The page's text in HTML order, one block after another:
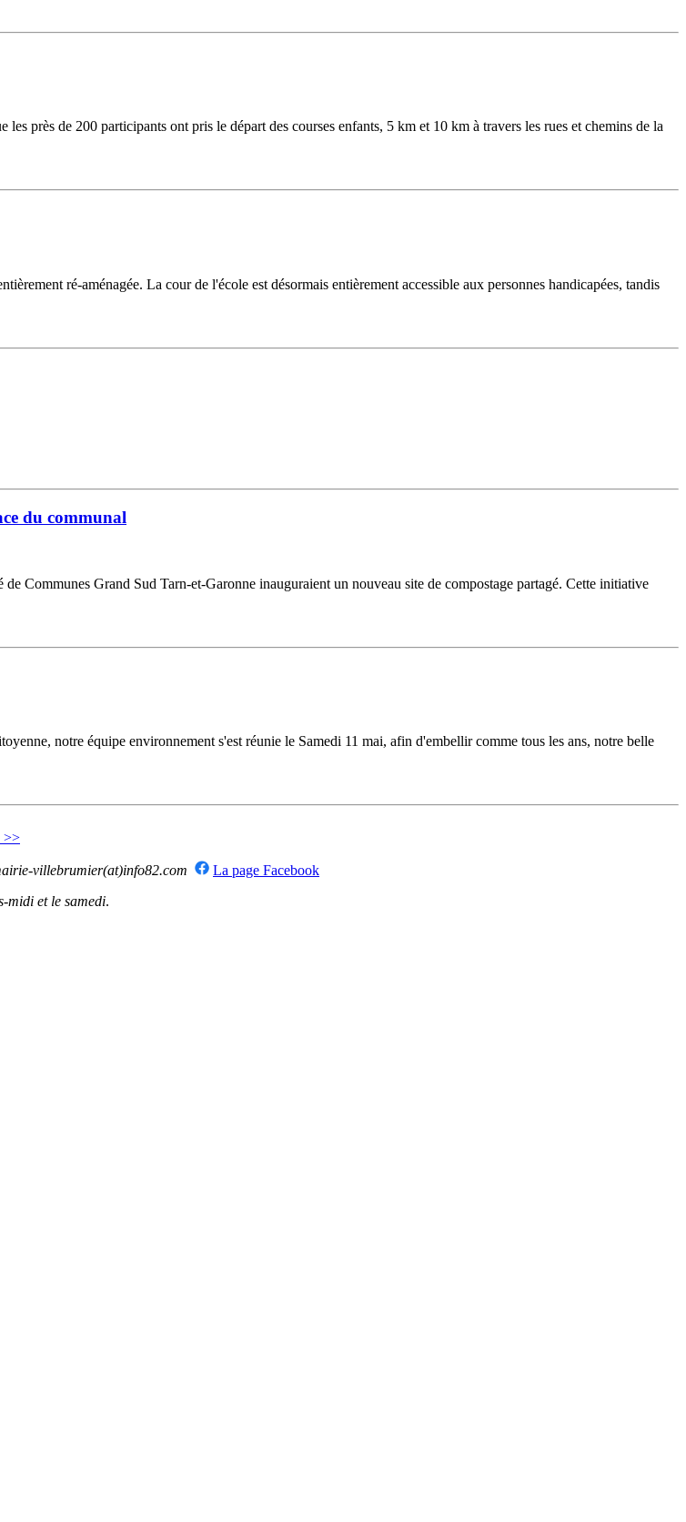
près de 200 participants ont pris le départ des courses enfants, 5 km et 10 km à travers les rues et chemins de la
ré-aménagée. La cour de l'école est désormais entièrement accessible aux personnes handicapées, tandis
du communal
Communes Grand Sud Tarn-et-Garonne inauguraient un nouveau site de compostage partagé. Cette initiative
notre équipe environnement s'est réunie le Samedi 11 mai, afin d'embellir comme tous les ans, notre belle
>>
villebrumier(at)info82.com
La page Facebook
midi et le samedi.